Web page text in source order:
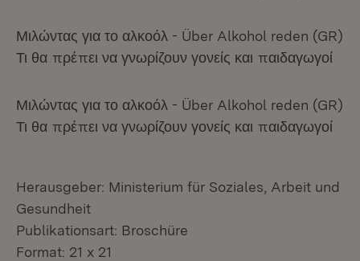
Μιλώντας για το αλκοόλ - Über Alkohol reden (GR)
Τι θα πρέπει να γνωρίζουν γονείς και παιδαγωγοί
Μιλώντας για το αλκοόλ - Über Alkohol reden (GR)
Τι θα πρέπει να γνωρίζουν γονείς και παιδαγωγοί
Herausgeber: Ministerium für Soziales, Arbeit und
Gesundheit
Publikationsart: Broschüre
Format: 21 x 21